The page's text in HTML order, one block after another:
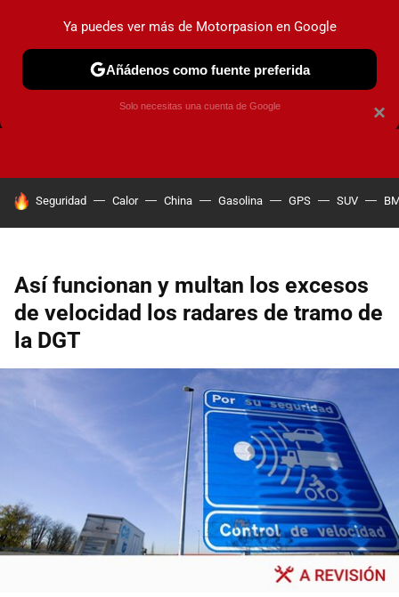
CAMBIO DE ACEITE AIRE ACONDICIONADO
HOY SE HABLA DE
Seguridad Calor China Gasolina GPS SUV
Así funcionan y multan los excesos
de velocidad los radares de tramo de
la DGT
×
Ya puedes ver más de Motorpasion en Google
Añádenos como fuente preferida
Solo necesitas una cuenta de Google